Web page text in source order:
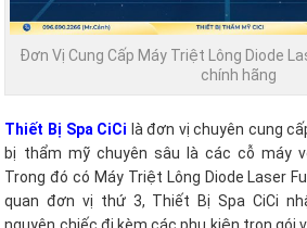
Đơn Vị Cung Cấp Máy Triệt Lông Diode
chính hãng
Thiết Bị Spa CiCi là đơn vị chuyên cung
bị thẩm mỹ chuyên sâu là các cỗ máy
Trong đó có Máy Triệt Lông Diode Laser
quan đơn vị thứ 3, Thiết Bị Spa CiCi